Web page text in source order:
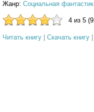
Жанр: Социальная
4 из 5
Читать книгу Скачать книгу